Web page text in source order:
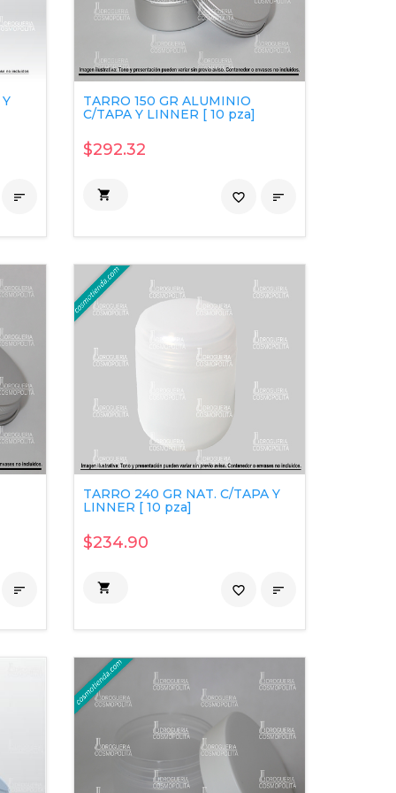

TARRO 150 GR ALUMINIO
C/TAPA Y LINNER [ 10 pza]
$292.32
 
favorite_border

TARRO 240 GR NAT. C/TAPA Y
LINNER [ 10 pza]
$234.90
 
favorite_border